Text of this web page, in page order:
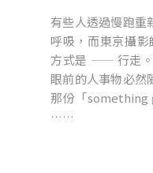
有些人透過慢跑重
呼吸，而東京攝影
方式是 —— 行走。
眼前的人事物必然
那份「something
……